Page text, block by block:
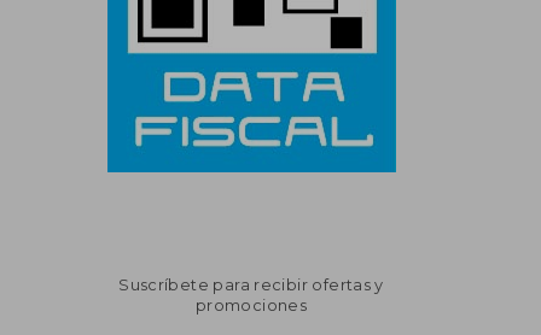
Suscríbete para recibir ofertas y
promociones